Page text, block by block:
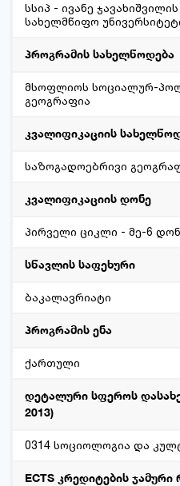
სსიპ - ივანე
სახელმწიფო
პროგრამის სახელწოდება
მსოფლიოს სოციალურ-
გეოგრაფია
კვალიფიკაციის
საზოგადოებრივი
კვალიფიკაციის დონე
პირველი ციკლი - მე-6
სწავლის საფეხური
ბაკალავრიატი
პროგრამის ენა
ქართული
დეტალური სფეროს
2013)
0314 სოციოლოგია და
ECTS კრედიტების